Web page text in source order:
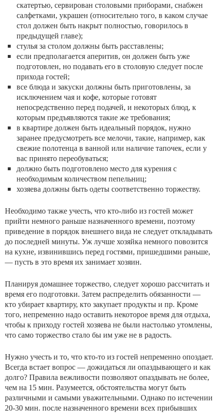
скатертью, сервирован столовыми приборами, снабжен
салфетками, украшен (относительно того, в каком случае
стол должен быть накрыт полностью, говорилось в
предыдущей главе);
стулья за столом должны быть расставлены;
если предполагается аперитив, он должен быть уже
подготовлен, но подавать его в столовую следует после
прихода гостей;
все блюда и закуски должны быть приготовлены, за
исключением чая и кофе, которые готовят
непосредственно перед подачей, и некоторых блюд, к
которым предъявляются такие же требования;
в квартире должен быть идеальный порядок, нужно
заранее предусмотреть все мелочи, такие, например, как
свежие полотенца в ванной или наличие тапочек, если у
вас принято переобуваться;
должно быть подготовлено место для курения с
необходимым количеством пепельниц;
хозяева должны быть одеты соответственно торжеству.
Необходимо также учесть, что кто-либо из гостей может
прийти немного раньше назначенного времени, поэтому
приведение в порядок внешнего вида не следует откладывать
до последней минуты. Уж лучше хозяйка немного повозится
на кухне, извинившись перед гостями, пришедшими раньше,
— пусть в это время их занимает хозяин.
Планируя домашнее торжество, следует хорошо рассчитать и
время его подготовки. Затем распределить обязанности —
кто убирает квартиру, кто закупает продукты и пр. Кроме
того, непременно надо оставить некоторое время для отдыха,
чтобы к приходу гостей хозяева не были настолько утомлены,
что само торжество стало бы им уже не в радость.
Нужно учесть и то, что кто-то из гостей непременно опоздает.
Всегда встает вопрос — дожидаться ли опаздывающего и как
долго? Правила вежливости позволяют опаздывать не более,
чем на 15 мин. Разумеется, обстоятельства могут быть
различными и самыми уважительными. Однако по истечении
20-30 мин. после назначенного времени всех прибывших